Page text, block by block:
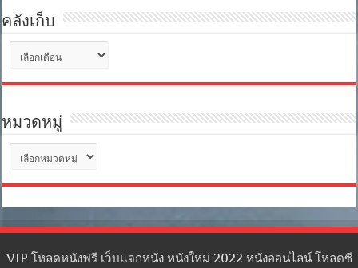
คลังเก็บ
เก็บ
หมวดหมู่
หมู่
VIP โหลดหนังฟรี เว็บแจกหนัง หนังใหม่ 2022 หนังออนไลน์ โหลดซี